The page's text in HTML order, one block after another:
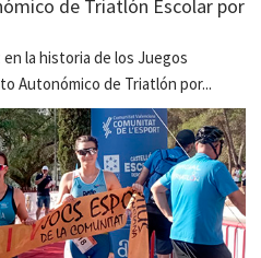
de Triatlón Escolar por
la historia de los Juegos
Autonómico de Triatlón por...